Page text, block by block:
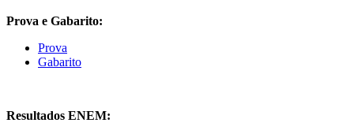
Prova e Gabarito:
Prova
Gabarito
Resultados ENEM: